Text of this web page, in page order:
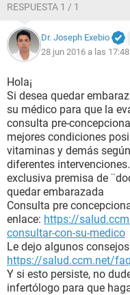
RESPUESTA 1 / 1
Dr. Joseph Exebio
28 jun 2016 a las 17:48
Hola¡
Si desea quedar
su médico para que la
consulta pre-
mejores condiciones
vitaminas y demás
diferentes
exclusiva premisa de
quedar embarazada
Consulta pre
enlace: https://
consultar-con-su-medico
Le dejo algunos
https://salud.ccm.net/
Y si esto persiste, no
infertólogo para que